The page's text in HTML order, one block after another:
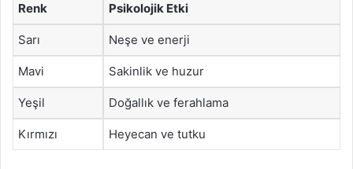
Renk Psikolojik Etki
Sarı Neşe ve enerji
Mavi Sakinlik ve huzur
Yeşil Doğallık ve ferahlama
Kırmızı Heyecan ve tutku